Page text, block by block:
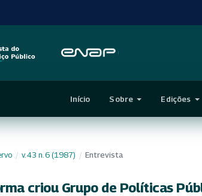
Início Sobre Edições
/ v. 43 n. 6 (1987) / Entrevista
criou Grupo de Políticas